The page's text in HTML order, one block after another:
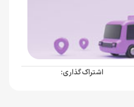
اشتراک گذاری: